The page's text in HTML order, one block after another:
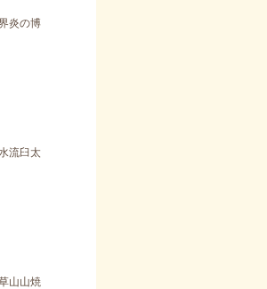
炎の博
流臼太
山山焼